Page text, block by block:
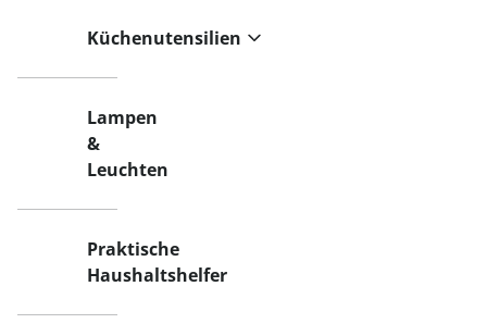
Küchenutensilien
Lampen
&
Leuchten
Praktische
Haushaltshelfer